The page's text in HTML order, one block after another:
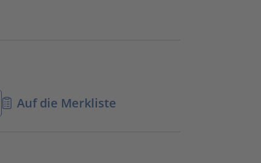
Auf die Merkliste